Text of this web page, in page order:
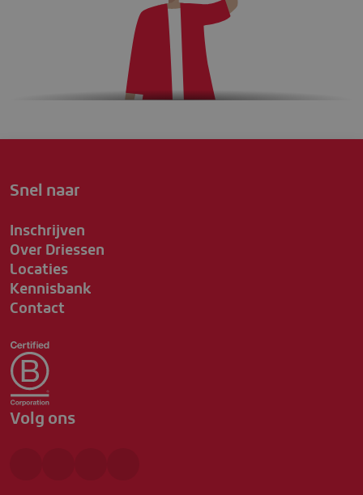
Snel naar
Inschrijven
Over Driessen
Locaties
Kennisbank
Contact
Volg ons